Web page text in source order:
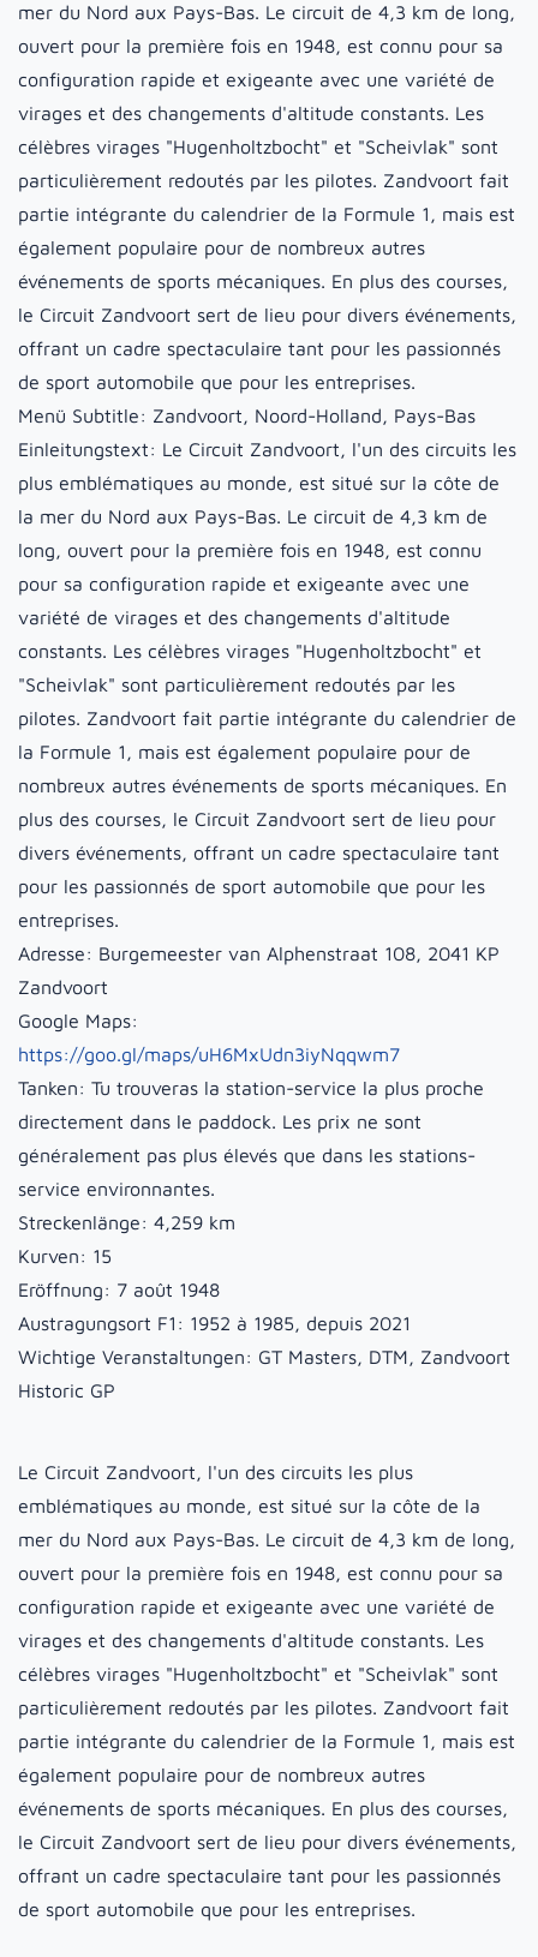
mer du Nord aux Pays-Bas. Le circuit de 4,3 km de long,
ouvert pour la première fois en 1948, est connu pour sa
configuration rapide et exigeante avec une variété de
virages et des changements d'altitude constants. Les
célèbres virages "Hugenholtzbocht" et "Scheivlak" sont
particulièrement redoutés par les pilotes. Zandvoort fait
partie intégrante du calendrier de la Formule 1, mais est
également populaire pour de nombreux autres
événements de sports mécaniques. En plus des courses,
le Circuit Zandvoort sert de lieu pour divers événements,
offrant un cadre spectaculaire tant pour les passionnés
de sport automobile que pour les entreprises.
Menü Subtitle: Zandvoort, Noord-Holland, Pays-Bas
Einleitungstext: Le Circuit Zandvoort, l'un des circuits les
plus emblématiques au monde, est situé sur la côte de
la mer du Nord aux Pays-Bas. Le circuit de 4,3 km de
long, ouvert pour la première fois en 1948, est connu
pour sa configuration rapide et exigeante avec une
variété de virages et des changements d'altitude
constants. Les célèbres virages "Hugenholtzbocht" et
"Scheivlak" sont particulièrement redoutés par les
pilotes. Zandvoort fait partie intégrante du calendrier de
la Formule 1, mais est également populaire pour de
nombreux autres événements de sports mécaniques. En
plus des courses, le Circuit Zandvoort sert de lieu pour
divers événements, offrant un cadre spectaculaire tant
pour les passionnés de sport automobile que pour les
entreprises.
Adresse: Burgemeester van Alphenstraat 108, 2041 KP
Zandvoort
Google Maps:
https://goo.gl/maps/uH6MxUdn3iyNqqwm7
Tanken: Tu trouveras la station-service la plus proche
directement dans le paddock. Les prix ne sont
généralement pas plus élevés que dans les stations-
service environnantes.
Streckenlänge: 4,259 km
Kurven: 15
Eröffnung: 7 août 1948
Austragungsort F1: 1952 à 1985, depuis 2021
Wichtige Veranstaltungen: GT Masters, DTM, Zandvoort
Historic GP
Le Circuit Zandvoort, l'un des circuits les plus
emblématiques au monde, est situé sur la côte de la
mer du Nord aux Pays-Bas. Le circuit de 4,3 km de long,
ouvert pour la première fois en 1948, est connu pour sa
configuration rapide et exigeante avec une variété de
virages et des changements d'altitude constants. Les
célèbres virages "Hugenholtzbocht" et "Scheivlak" sont
particulièrement redoutés par les pilotes. Zandvoort fait
partie intégrante du calendrier de la Formule 1, mais est
également populaire pour de nombreux autres
événements de sports mécaniques. En plus des courses,
le Circuit Zandvoort sert de lieu pour divers événements,
offrant un cadre spectaculaire tant pour les passionnés
de sport automobile que pour les entreprises.